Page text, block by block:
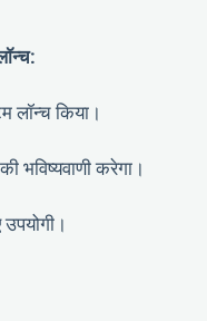
लॉन्च किया।
भविष्यवाणी करेगा।